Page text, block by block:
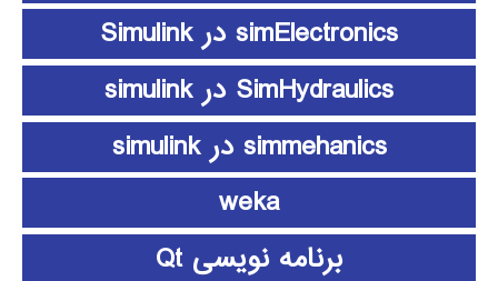
simElectronics در Simulink
SimHydraulics در simulink
simmehanics در simulink
weka
برنامه نویسی Qt